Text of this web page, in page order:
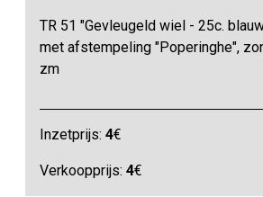
TR 51 "Gevleugeld wiel - 25c.
met afstempeling "Poperinghe",
zm
Inzetprijs:4€
Verkoopprijs:4€